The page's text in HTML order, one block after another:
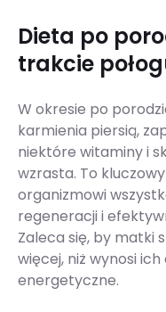
Dieta po
trakcie
W okresie po
karmienia piersią,
niektóre witaminy i
wzrasta. To
organizmowi
regeneracji i
Zaleca się, by matki
więcej, niż wynosi
energetyczne.